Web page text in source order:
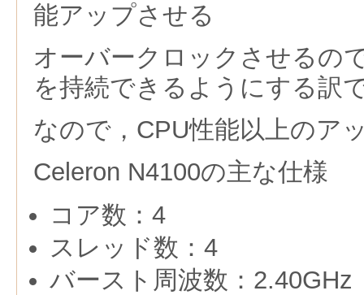
能アップさせる
オーバークロックさせるの
を持続できるようにする訳
なので，CPU性能以上のア
Celeron N4100の主な仕様
コア数：4
スレッド数：4
バースト周波数：2.40GHz